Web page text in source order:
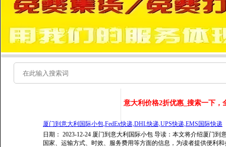
意大利 价格2折优惠_搜索一下，
厦门到意大利国际小包,FedEx快递,DHL快递,UPS快递,EMS国际快递
日期： 2023-12-24 厦门到意大利国际小包 导读：本文将介绍厦门
国家、运输方式、时效、服务费用等方面的信息，为读者提供便利